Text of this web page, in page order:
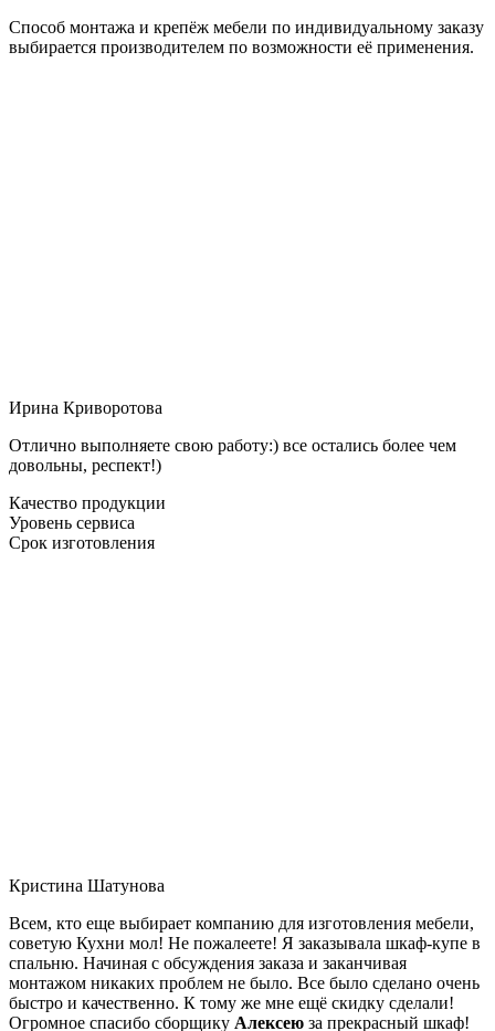
Способ монтажа и крепёж мебели по индивидуальному заказу
выбирается производителем по возможности её применения.
Ирина Криворотова
Отлично выполняете свою работу:) все остались более чем
довольны, респект!)
Качество продукции
Уровень сервиса
Срок изготовления
Кристина Шатунова
Всем, кто еще выбирает компанию для изготовления мебели,
советую Кухни мол! Не пожалеете! Я заказывала шкаф-купе в
спальню. Начиная с обсуждения заказа и заканчивая
монтажом никаких проблем не было. Все было сделано очень
быстро и качественно. К тому же мне ещё скидку сделали!
Огромное спасибо сборщику Алексею за прекрасный шкаф!